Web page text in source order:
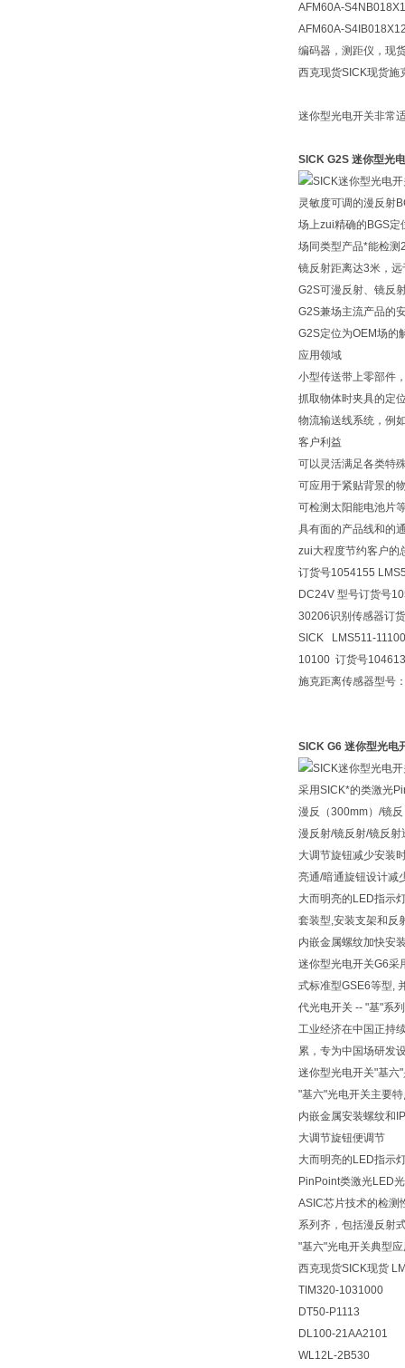
AFM60A-
AFM60A-
编码器，测距仪，现
西克现货SICK现货施
迷你型光电开关非常
SICK G2S 迷你型光
灵敏度可调的漫反射
场上zui精确的BGS定
场同类型产品*能检测
镜反射距离达3米，
G2S可漫反射、镜反
G2S兼场主流产品的
G2S定位为OEM场的
应用领域
小型传送带上零部件
抓取物体时夹具的定
物流输送线系统，例
客户利益
可以灵活满足各类特
可应用于紧贴背景的
可检测太阳能电池片
具有面的产品线和的
zui大程度节约客户的
订货号1054155
DC24V 型号订货号
30206识别传感器订
SICK LMS511-
10100 订货号
施克距离传感器型号
SICK G6 迷你型光电
采用SICK*的类激光
漫反（300mm）/镜
漫反射/镜反射/镜反
大调节旋钮减少安装
亮通/暗通旋钮设计减
大而明亮的LED指示
套装型,安装支架和反
内嵌金属螺纹加快安
迷你型光电开关G6采
式标准型GSE6等型,
代光电开关 -- "基"系列
工业经济在中国正持
累，专为中国场研发
迷你型光电开关"基六
"基六"光电开关主要
内嵌金属安装螺纹和
大调节旋钮便调节
大而明亮的LED指示
PinPoint类激光LED
ASIC芯片技术的检测
系列齐，包括漫反射
"基六"光电开关典型
西克现货SICK现货
TIM320-1031000
DT50-P1113
DL100-21AA2101
WL12L-2B530